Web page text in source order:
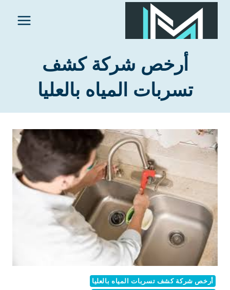
أرخص شركة كشف
تسربات المياه بالعليا
أرخص شركة كشف تسربات المياه بالعليا